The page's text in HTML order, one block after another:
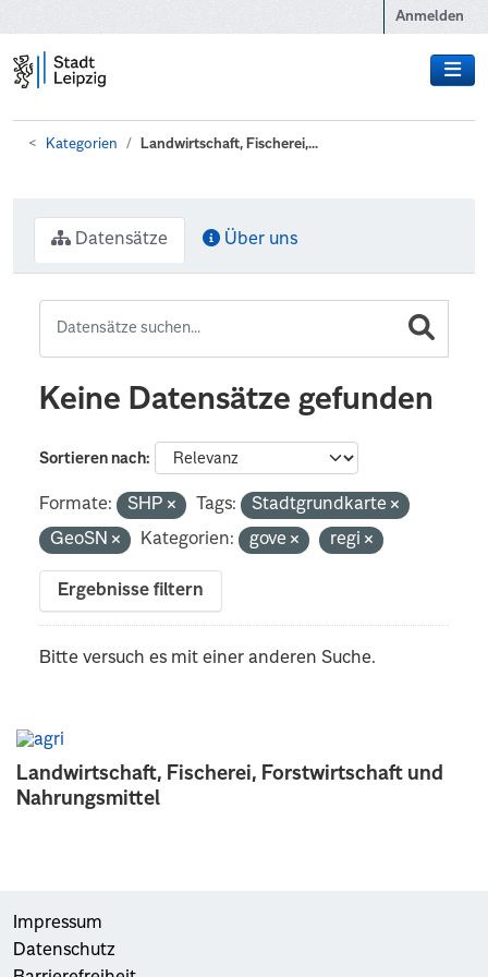
Anmelden
Kategorien Landwirtschaft, Fischerei,...
Landwirtschaft, Fischerei, Forstwirtschaft und
Nahrungsmittel
Datensätze Über uns
Keine Datensätze gefunden
Sortieren nach
Formate: SHP Tags:
Stadtgrundkarte
GeoSN
Kategorien: gove regi
Ergebnisse filtern
Bitte versuch es mit einer anderen Suche.
Impressum
Datenschutz